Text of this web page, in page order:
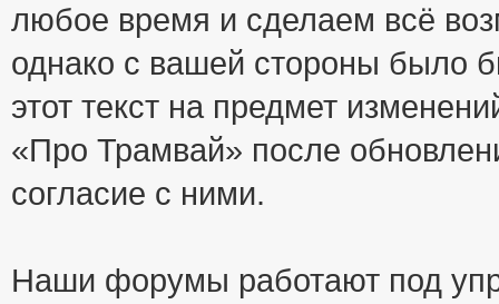
любое время и сделаем всё
однако с вашей стороны было
этот текст на предмет
«Про Трамвай» после
согласие с ними.
Наши форумы работают под